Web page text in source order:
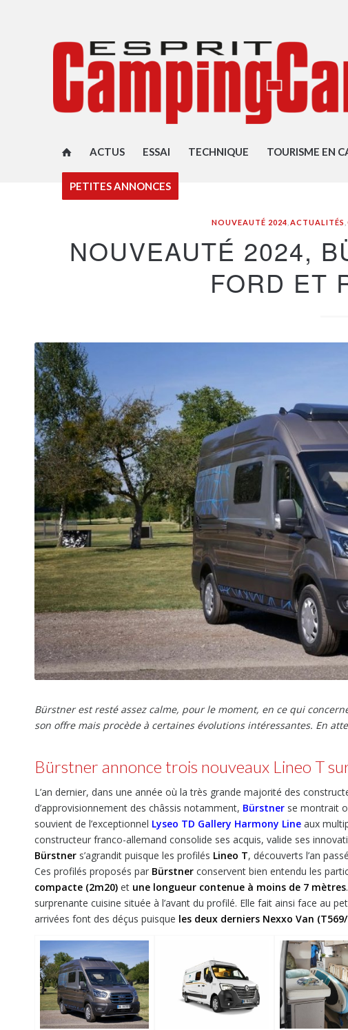
ACTUS ESSAI TECHNIQUE TOURISME EN
PETITES ANNONCES
NOUVEAUTÉ 2024 ,ACTUALITÉS ,
NOUVEAUTÉ 2024,
FORD ET
Bürstner est resté assez calme, pour le moment, en ce qui
son offre mais procède à certaines évolutions intéressantes. En
Bürstner annonce trois nouveaux Lineo T
L’an dernier, dans une année où la très grande majorité des
d’approvisionnement des châssis notamment, Bürstner se montrait
souvient de l’exceptionnel Lyseo TD Gallery Harmony Line aux
constructeur franco-allemand consolide ses acquis, valide ses
Bürstner s’agrandit puisque les profilés Lineo T, découverts l’an
Ces profilés proposés par Bürstner conservent bien entendu les
compacte (2m20) et une longueur contenue à moins de 7 mètres
surprenante cuisine située à l’avant du profilé. Elle fait ainsi face au
arrivées font des déçus puisque les deux derniers Nexxo Van